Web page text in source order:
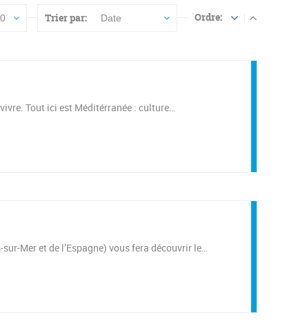
Trier par: Date Ordre:
Tout ici est Méditérranée : culture…
Mer et de l’Espagne) vous fera découvrir le…